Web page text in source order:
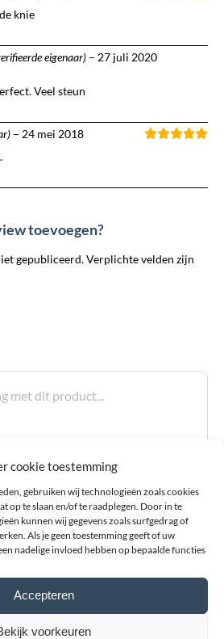
cookie toestemming
gebruiken wij technologieën zoals cookies
op te slaan en/of te raadplegen. Door in te
kunnen wij gegevens zoals surfgedrag of
Als je geen toestemming geeft of uw
nadelige invloed hebben op bepaalde functies
Accepteren
voorkeuren
knie
eigenaar) – 27 juli 2020
Veel steun
– 24 mei 2018
toevoegen?
gepubliceerd. Verplichte velden zijn